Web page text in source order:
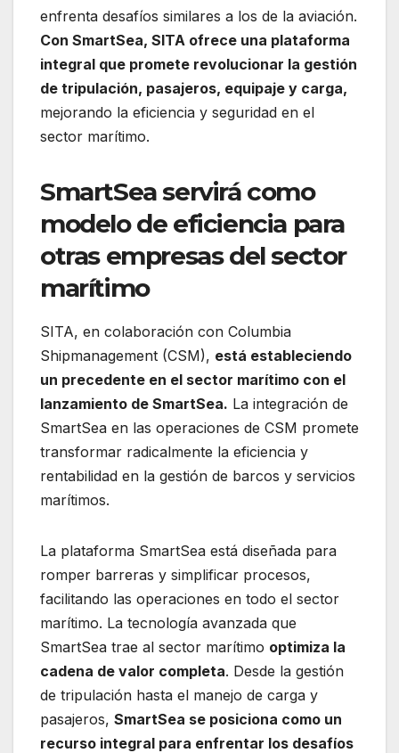
enfrenta desafíos similares a los de la aviación.
Con SmartSea, SITA ofrece una plataforma
integral que promete revolucionar la gestión
de tripulación, pasajeros, equipaje y carga,
mejorando la eficiencia y seguridad en el
sector marítimo.
SmartSea servirá como
modelo de eficiencia para
otras empresas del sector
marítimo
SITA, en colaboración con Columbia
Shipmanagement (CSM), está estableciendo
un precedente en el sector marítimo con el
lanzamiento de SmartSea. La integración de
SmartSea en las operaciones de CSM promete
transformar radicalmente la eficiencia y
rentabilidad en la gestión de barcos y servicios
marítimos.
La plataforma SmartSea está diseñada para
romper barreras y simplificar procesos,
facilitando las operaciones en todo el sector
marítimo. La tecnología avanzada que
SmartSea trae al sector marítimo optimiza la
cadena de valor completa. Desde la gestión
de tripulación hasta el manejo de carga y
pasajeros, SmartSea se posiciona como un
recurso integral para enfrentar los desafíos